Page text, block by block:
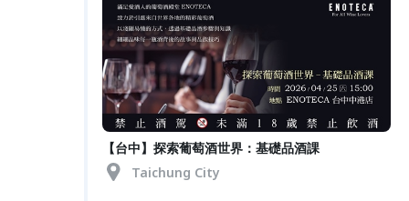
【台中】探索葡萄酒世界：基礎品酒課
Taichung City